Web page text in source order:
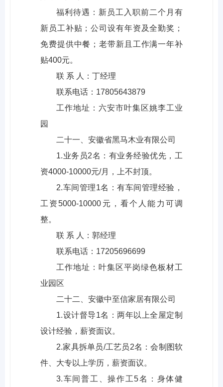
福利待遇：新员工入职前二个月有
新员工补贴；公司设有年资及全勤奖；
免费提供中餐；老带新且工作满一年补
贴400元。
联 系 人：丁经理
联系电话：17805643879
工作地址：六安市叶集区姚李工业
园
二十一、安徽省黑马木业有限公司
1.业务员2名：有业务经验优先，工
资4000-10000元/月，上不封顶。
2.车间管理1名：有车间管理经验，
工资5000-10000元，看个人能力可调
整。
联 系 人：郭经理
联系电话：17205696699
工作地址：叶集区平岗绿色板材工
业园区
二十二、安徽中至信家居有限公司
1.设计督导1名：两年以上全屋定制
设计经验，薪资面议。
2.家具拆单员/工艺员2名：会制图软
件、大专以上学历，薪资面议。
3.车间普工、操作工5名：身体健